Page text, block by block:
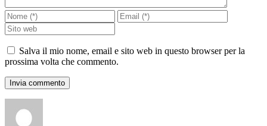
Salva il mio nome, email e sito web in questo browser per la
prossima volta che commento.